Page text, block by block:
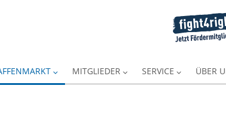
MITGLIEDER SERVICE ÜBER